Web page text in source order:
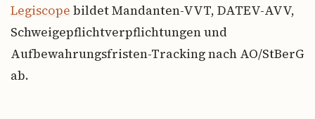
Legiscope bildet Mandanten-VVT, DATEV-AVV,
Schweigepflichtverpflichtungen und
Aufbewahrungsfristen-Tracking nach AO/StBerG
ab.